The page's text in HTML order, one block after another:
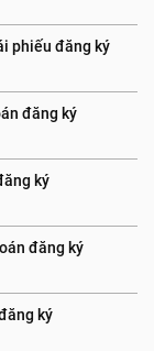
phiếu đăng ký
đăng ký
ký
đăng ký
ký